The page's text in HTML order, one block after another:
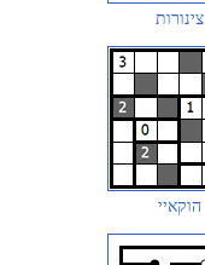
צינורות
הוקאיי